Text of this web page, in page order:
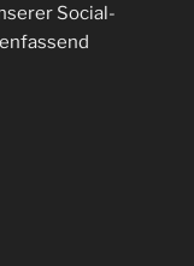
Social-